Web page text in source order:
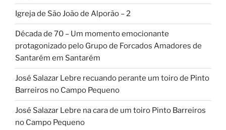
Igreja de São João de Alporão – 2
Década de 70 – Um momento emocionante
protagonizado pelo Grupo de Forcados Amadores de
Santarém em Santarém
José Salazar Lebre recuando perante um toiro de Pinto
Barreiros no Campo Pequeno
José Salazar Lebre na cara de um toiro Pinto Barreiros
no Campo Pequeno